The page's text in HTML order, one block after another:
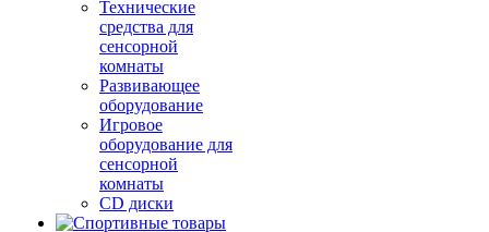
Технические
средства для
сенсорной
комнаты
Развивающее
оборудование
Игровое
оборудование для
сенсорной
комнаты
CD диски